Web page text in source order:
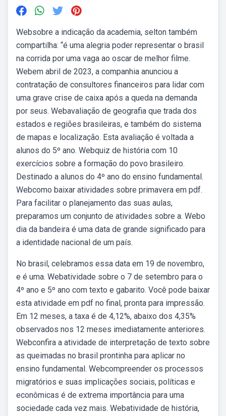
Websobre a indicação da academia, selton também
compartilha: “é uma alegria poder representar o brasil
na corrida por uma vaga ao oscar de melhor filme.
Webem abril de 2023, a companhia anunciou a
contratação de consultores financeiros para lidar com
uma grave crise de caixa após a queda na demanda
por seus. Webavaliação de geografia que trada dos
estados e regiões brasileiras, e também do sistema
de mapas e localização. Esta avaliação é voltada a
alunos do 5º ano. Webquiz de história com 10
exercícios sobre a formação do povo brasileiro.
Destinado a alunos do 4º ano do ensino fundamental.
Webcomo baixar atividades sobre primavera em pdf.
Para facilitar o planejamento das suas aulas,
preparamos um conjunto de atividades sobre a. Webo
dia da bandeira é uma data de grande significado para
a identidade nacional de um país.
No brasil, celebramos essa data em 19 de novembro,
e é uma. Webatividade sobre o 7 de setembro para o
4º ano e 5º ano com texto e gabarito. Você pode baixar
esta atividade em pdf no final, pronta para impressão.
Em 12 meses, a taxa é de 4,12%, abaixo dos 4,35%
observados nos 12 meses imediatamente anteriores.
Webconfira a atividade de interpretação de texto sobre
as queimadas no brasil prontinha para aplicar no
ensino fundamental. Webcompreender os processos
migratórios e suas implicações sociais, políticas e
econômicas é de extrema importância para uma
sociedade cada vez mais. Webatividade de história,